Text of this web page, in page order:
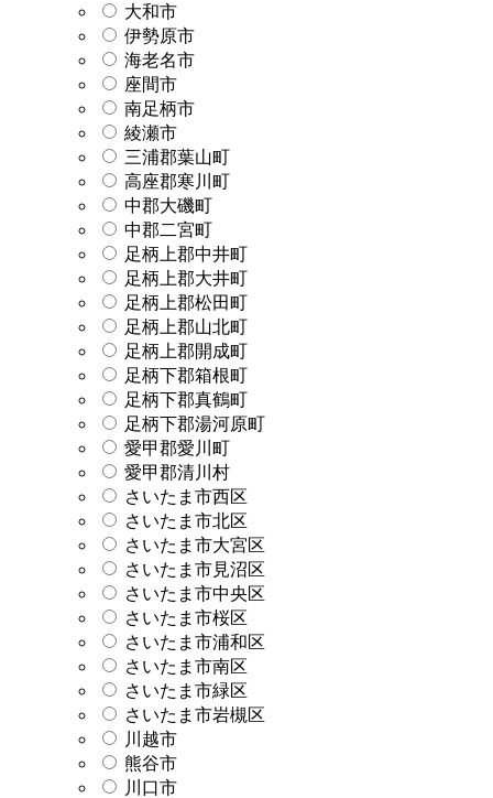
大和市
伊勢原市
海老名市
座間市
南足柄市
綾瀬市
三浦郡葉山町
高座郡寒川町
中郡大磯町
中郡二宮町
足柄上郡中井町
足柄上郡大井町
足柄上郡松田町
足柄上郡山北町
足柄上郡開成町
足柄下郡箱根町
足柄下郡真鶴町
足柄下郡湯河原町
愛甲郡愛川町
愛甲郡清川村
さいたま市西区
さいたま市北区
さいたま市大宮区
さいたま市見沼区
さいたま市中央区
さいたま市桜区
さいたま市浦和区
さいたま市南区
さいたま市緑区
さいたま市岩槻区
川越市
熊谷市
川口市